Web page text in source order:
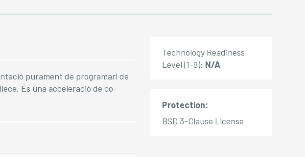
purament de programari de
És una acceleració de co-
Technology Readiness
Level (1-9): N/A
Protection:
BSD 3-Clause License